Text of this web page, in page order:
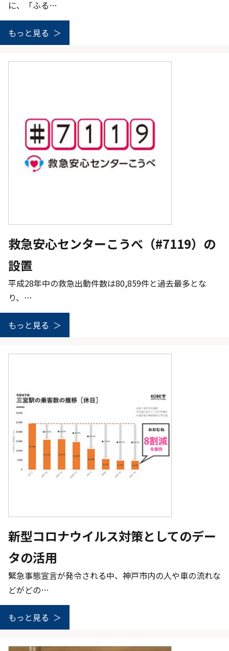
に、「ふる…
もっと見る
救急安心センターこうべ（#7119）の
設置
平成28年中の救急出動件数は80,859件と過去最多とな
り、…
もっと見る
新型コロナウイルス対策としてのデー
タの活用
緊急事態宣言が発令される中、神戸市内の人や車の流れな
どがどの…
もっと見る